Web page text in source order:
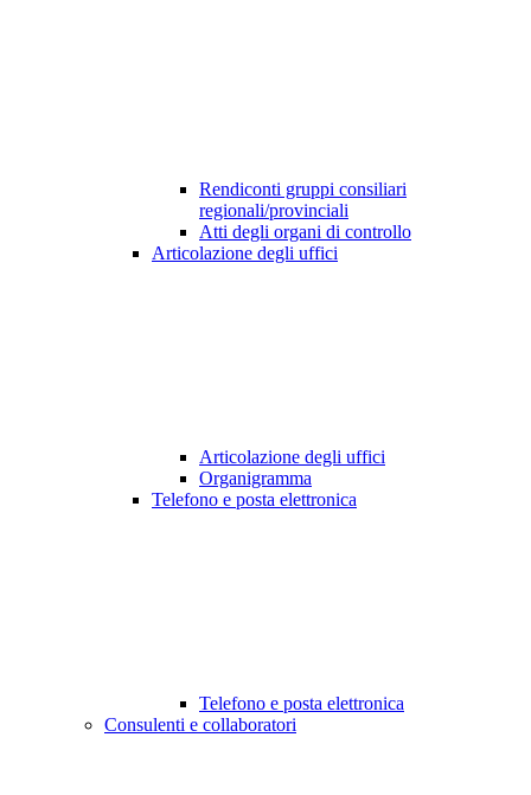
Rendiconti gruppi consiliari
regionali/provinciali
Atti degli organi di controllo
Articolazione degli uffici
Articolazione degli uffici
Organigramma
Telefono e posta elettronica
Telefono e posta elettronica
Consulenti e collaboratori